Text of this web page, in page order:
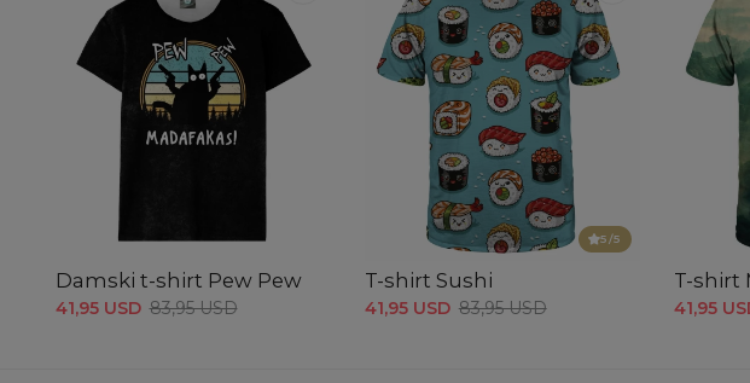
Damski t-shirt Pew Pew
41,95 USD 83,95 USD
5/5
T-shirt Sushi
41,95 USD 83,95 USD
T-shirt
41,95